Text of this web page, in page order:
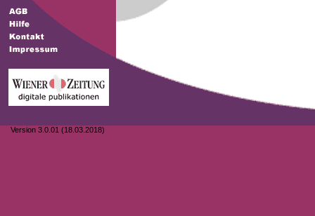
Version 3.0.01 (18.03.2018)